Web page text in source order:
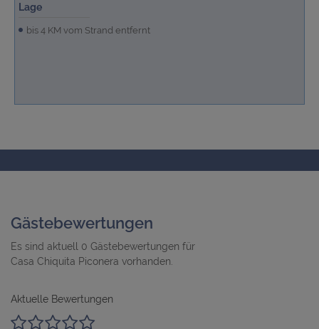
Lage
bis 4 KM vom Strand entfernt
Gästebewertungen
Es sind aktuell 0 Gästebewertungen für
Casa Chiquita Piconera vorhanden.
Aktuelle Bewertungen